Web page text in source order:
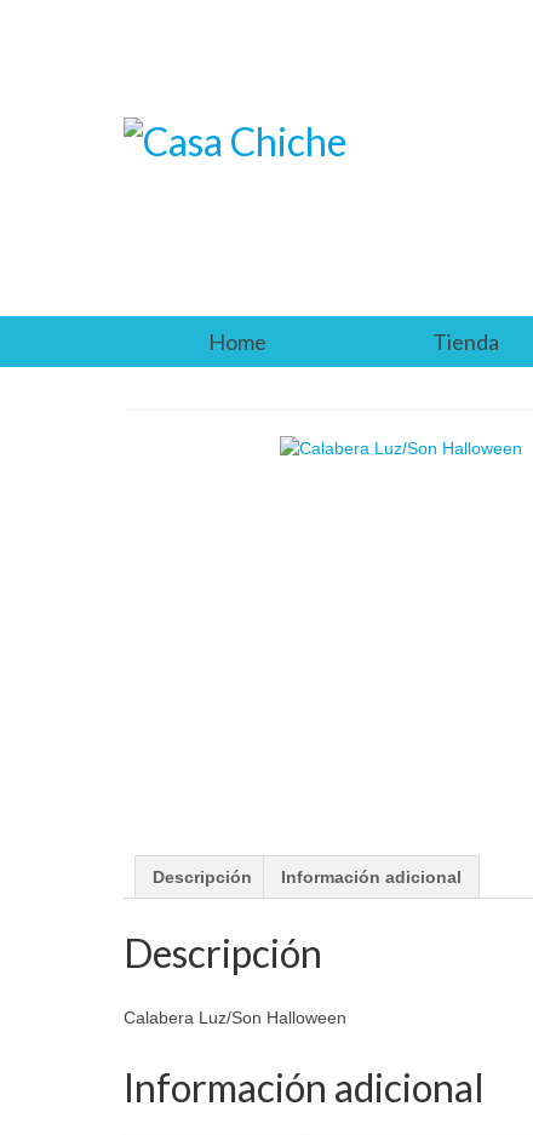
Home Tienda
Descripción Información adicional
Descripción
Calabera Luz/Son Halloween
Información adicional